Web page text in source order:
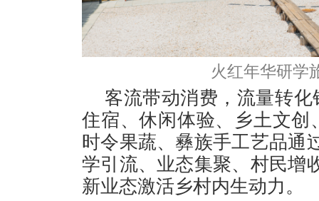
火红年华研学
客流带动消费，流量转
住宿、休闲体验、乡土文
时令果蔬、彝族手工艺品通
学引流、业态集聚、村民增
新业态激活乡村内生动力。